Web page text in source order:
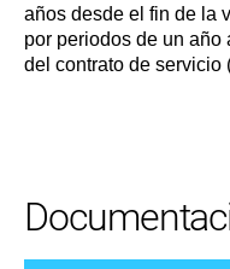
años desde el fin de la
por periodos de un año
del contrato de servicio